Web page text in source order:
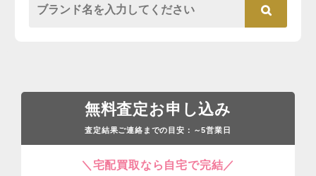
無料査定お申し込み
査定結果ご連絡までの目安： ～5営業日
＼宅配買取なら自宅で完結／